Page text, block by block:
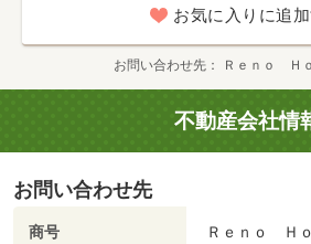
お気に入りに追
お問い合わせ先 Ｒｅｎｏ Ｈ
不動産会社情
お問い合わせ先
商号 Ｒｅｎｏ Ｈｏ